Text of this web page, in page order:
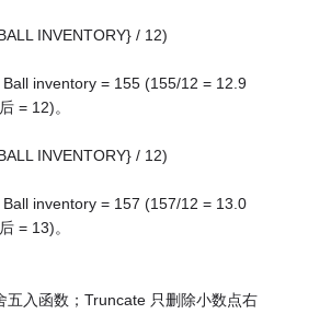
INVENTORY} / 12)
inventory = 155 (155/12 = 12.9
= 12)。
INVENTORY} / 12)
inventory = 157 (157/12 = 13.0
= 13)。
五入函数；Truncate 只删除小数点右